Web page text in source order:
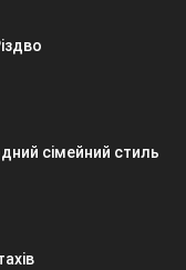
сімейний стиль